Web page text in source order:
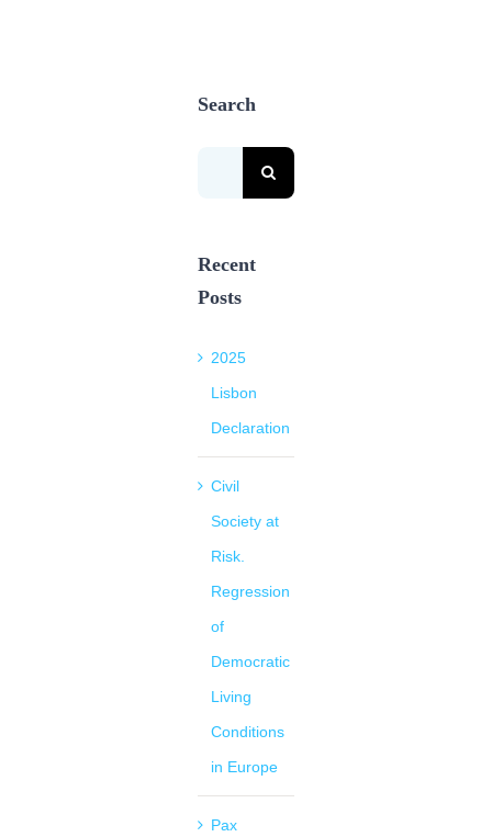
Search
Recent
Posts
2025
Lisbon
Declaration
Civil
Society at
Risk.
Regression
of
Democratic
Living
Conditions
in Europe
Pax